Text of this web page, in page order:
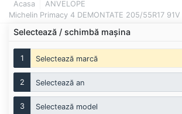
Acasa
ANVELOPE
Michelin Primacy 4 DEMONTATE 205/55R17 91V
Selectează / schimbă mașina
1 Selectează marcă
2 Selectează an
3 Selectează model